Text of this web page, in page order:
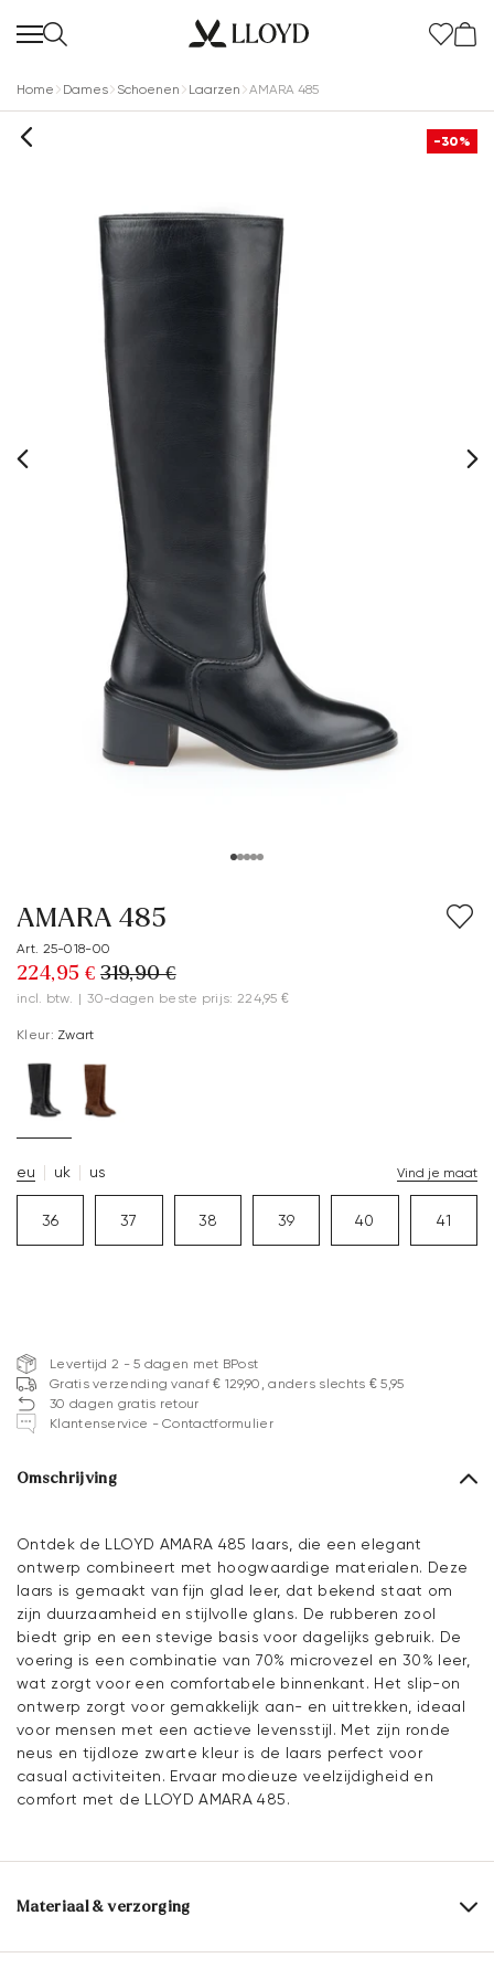
Home Dames Schoenen Laarzen AMARA 485
-30%
AMARA 485
Art. 25-018-00
224,95 € 319,90 €
incl. btw. | 30-dagen beste prijs: 224,95 €
Kleur: Zwart
eu uk us Vind je maat
36 37 38 39 40 41
Levertijd 2 - 5 dagen met BPost
Gratis verzending vanaf € 129,90, anders slechts € 5,95
30 dagen gratis retour
Klantenservice - Contactformulier
Omschrijving
Ontdek de LLOYD AMARA 485 laars, die een elegant
ontwerp combineert met hoogwaardige materialen. Deze
laars is gemaakt van fijn glad leer, dat bekend staat om
zijn duurzaamheid en stijlvolle glans. De rubberen zool
biedt grip en een stevige basis voor dagelijks gebruik. De
voering is een combinatie van 70% microvezel en 30% leer,
wat zorgt voor een comfortabele binnenkant. Het slip-on
ontwerp zorgt voor gemakkelijk aan- en uittrekken, ideaal
voor mensen met een actieve levensstijl. Met zijn ronde
neus en tijdloze zwarte kleur is de laars perfect voor
casual activiteiten. Ervaar modieuze veelzijdigheid en
comfort met de LLOYD AMARA 485.
Materiaal & verzorging
Productieschaal: EU-maten